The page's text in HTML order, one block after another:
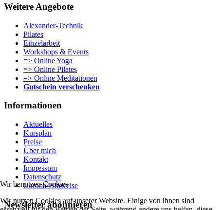
Weitere Angebote
Alexander-Technik
Pilates
Einzelarbeit
Workshops & Events
=> Online Yoga
=> Online Pilates
=> Online Meditationen
Gutschein verschenken
Informationen
Aktuelles
Kursplan
Preise
Über mich
Kontakt
Impressum
Datenschutz
Corona-Hinweise
Newsletter abonnieren
Wir benutzen Cookies
Wir nutzen Cookies auf unserer Website. Einige von ihnen sind